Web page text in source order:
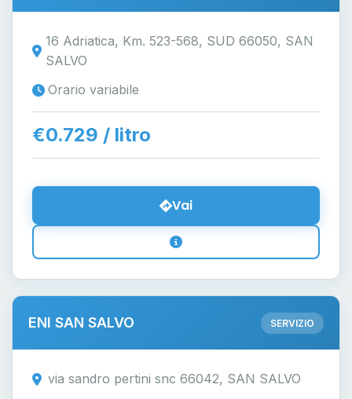
16 Adriatica, Km. 523-568, SUD 66050, SAN
SALVO
Orario variabile
€0.729 / litro
Vai
ENI SAN SALVO SERVIZIO
via sandro pertini snc 66042, SAN SALVO